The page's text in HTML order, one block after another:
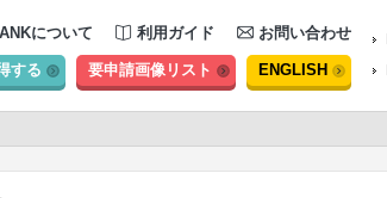
について 利用ガイド お問い合わせ
する 要申請画像リスト ENGLISH